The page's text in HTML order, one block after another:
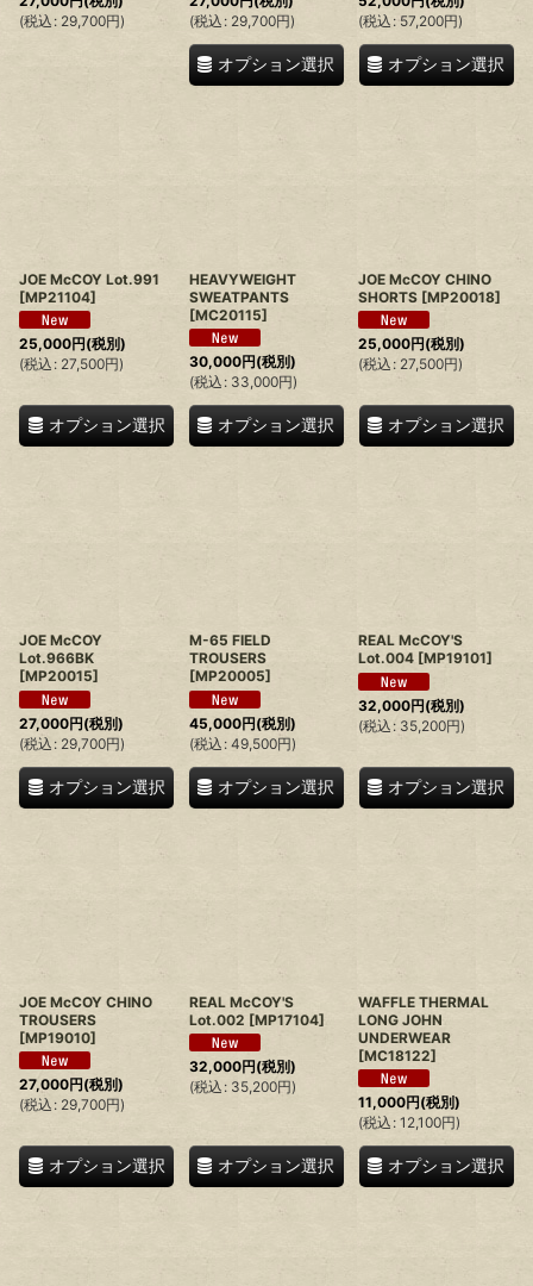
(税込 : 29,700円)
(税込 : 29,700円)
オプション選択
(税込 : 57,200円)
オプション選択
JOE McCOY Lot.991
[MP21104]
25,000円(税別)
(税込 : 27,500円)
オプション選択
HEAVYWEIGHT
SWEATPANTS
[MC20115]
30,000円(税別)
(税込 : 33,000円)
オプション選択
JOE McCOY CHINO
SHORTS [MP20018]
25,000円(税別)
(税込 : 27,500円)
オプション選択
JOE McCOY
Lot.966BK
[MP20015]
27,000円(税別)
(税込 : 29,700円)
オプション選択
M-65 FIELD
TROUSERS
[MP20005]
45,000円(税別)
(税込 : 49,500円)
オプション選択
REAL McCOY'S
Lot.004 [MP19101]
32,000円(税別)
(税込 : 35,200円)
オプション選択
JOE McCOY CHINO
TROUSERS
[MP19010]
27,000円(税別)
(税込 : 29,700円)
オプション選択
REAL McCOY'S
Lot.002 [MP17104]
32,000円(税別)
(税込 : 35,200円)
オプション選択
WAFFLE THERMAL
LONG JOHN
UNDERWEAR
[MC18122]
11,000円(税別)
(税込 : 12,100円)
オプション選択